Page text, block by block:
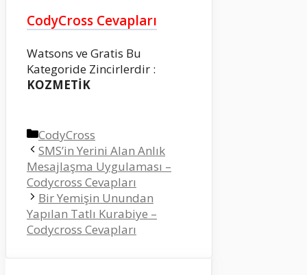
CodyCross Cevapları
Watsons ve Gratis Bu
Kategoride Zincirlerdir :
KOZMETİK
Kategoriler
CodyCross
SMS’in Yerini Alan Anlık
Mesajlaşma Uygulaması –
Codycross Cevapları
Bir Yemişin Unundan
Yapılan Tatlı Kurabiye –
Codycross Cevapları